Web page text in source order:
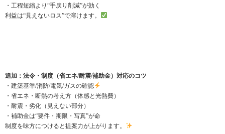
・工程短縮より“手戻り削減”が効く
利益は“見えないロス”で溶けます。
追加：法令・制度（省エネ/耐震/補助金）対応のコツ
・建築基準/消防/電気/ガスの確認
・省エネ・断熱の考え方（体感と光熱費）
・耐震・劣化（見えない部分）
・補助金は“要件・期限・写真”が命
制度を味方につけると提案力が上がります。